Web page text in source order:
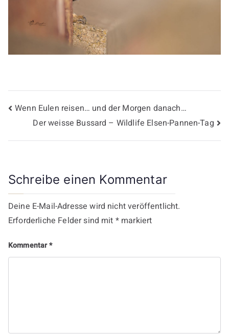
Beitragsnavigation
Wenn Eulen reisen… und der Morgen danach…
Der weisse Bussard – Wildlife Elsen-Pannen-Tag
Schreibe einen Kommentar
Deine E-Mail-Adresse wird nicht veröffentlicht.
Erforderliche Felder sind mit *markiert
Kommentar*